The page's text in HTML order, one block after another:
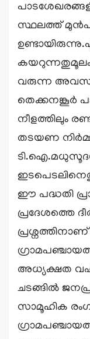
സ്ഥലത്ത് മുൻപ്
കയറുന്നതുമൂലം
വരുന്ന
തെക്കനങ്കൂർ
നീളത്തിലും
തടയണ
ഈ പദ്ധതി
പ്രദേശത്തെ
അധ്യക്ഷത
ചടങ്ങിൽ
സാമൂഹിക